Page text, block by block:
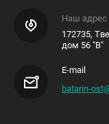
Наш адрес
172735,
дом 56 "В"
E-mail
batarin-